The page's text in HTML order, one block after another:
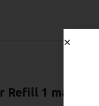
Refill 1 manipolo